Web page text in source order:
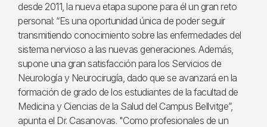
desde 2011, la nueva etapa supone para él un gran reto
personal: “Es una oportunidad única de poder seguir
transmitiendo conocimiento sobre las enfermedades del
sistema nervioso a las nuevas generaciones. Además,
supone una gran satisfacción para los Servicios de
Neurología y Neurocirugía, dado que se avanzará en la
formación de grado de los estudiantes de la facultad de
Medicina y Ciencias de la Salud del Campus Bellvitge”,
apunta el Dr. Casanovas. "Como profesionales de un